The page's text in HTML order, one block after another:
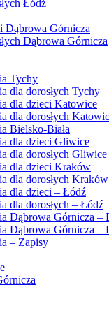
Łódź
Dąbrowa Górnicza
Dąbrowa Górnicza
Tychy
dla dorosłych Tychy
dla dzieci Katowice
dla dorosłych
Bielsko-Biała
dla dzieci Gliwice
dla dorosłych Gliwice
dla dzieci Kraków
dla dorosłych Kraków
dla dzieci – Łódź
dla dorosłych – Łódź
Dąbrowa Górnicza –
Dąbrowa Górnicza –
– Zapisy